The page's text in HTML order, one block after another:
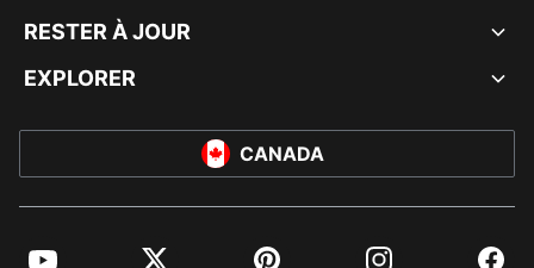
RESTER À JOUR
EXPLORER
CANADA